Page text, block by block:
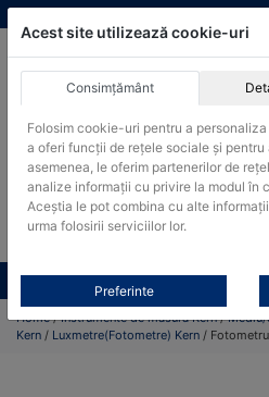
Skip
to
Produsele pot fi achizitionate
Products
search
Toate produsele
Home/Instrumente de masura Kern/Mediu/
Kern / Luxmetre(Fotometre) Kern / Fotometru
Acest site utilizează cookie-uri
Consimțământ
Folosim cookie-uri pentru a
a oferi funcții de rețele sociale și
asemenea, le oferim partenerilor de
analize informații cu privire la modul în
Aceștia le pot combina cu alte
urma folosirii serviciilor lor.
Preferinte